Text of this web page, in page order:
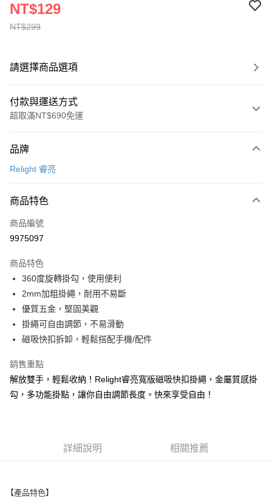
NT$299
NT$129
請選擇商品選項
付款與運送方式
超取滿NT$690免運
信用卡一次付款
LINE Pay
Apple Pay
悠遊付
ATM付款
運送方式
全家取貨付款
付款後全家取貨
每筆NT$65，滿NT$690(含以上)免運費
宅配
品牌
Relight 睿亮
商品特色
商品編號
9975097
商品特色
360度旋轉掛勾，使用便利
2mm加粗掛繩，耐用不易斷
優質五金，堅固美觀
掛繩可自由調節，不易滑動
磁吸快扣拆卸，輕鬆搭配手機/配件
銷售重點
解放雙手，輕鬆收納！Relight睿亮寬版磁吸快扣掛繩，金屬質感掛
勾，多功能掛點，讓你自由調節長度。快來享受自由！
詳細說明 相關推薦
【產品特色】